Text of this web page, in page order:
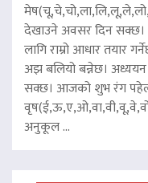
देखाउने अवसर दिन सक्छ।
लागि राम्रो आधार तयार
अझ बलियो बन्नेछ।
सक्छ। आजको शुभ रंग
अनुकूल ...